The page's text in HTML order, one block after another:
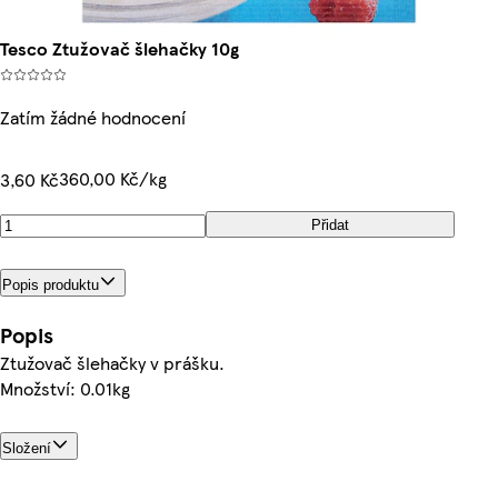
Tesco Ztužovač šlehačky 10g
Zatím žádné hodnocení
3,60 Kč360,00 Kč/kg
Přidat
Popis produktu
Popis
Ztužovač šlehačky v prášku.
Množství: 0.01kg
Složení